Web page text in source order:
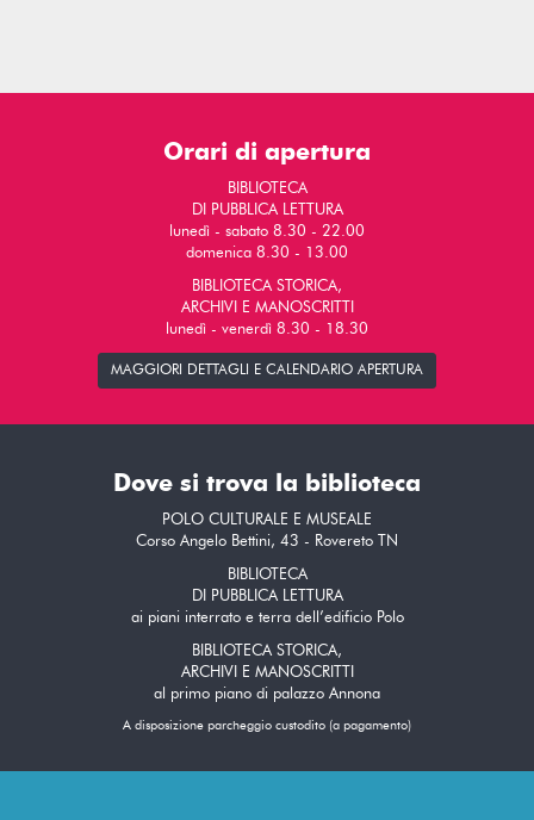
Orari di apertura
BIBLIOTECA
DI PUBBLICA LETTURA
lunedì - sabato 8.30 - 22.00
domenica 8.30 - 13.00
BIBLIOTECA STORICA,
ARCHIVI E MANOSCRITTI
lunedì - venerdì 8.30 - 18.30
MAGGIORI DETTAGLI E CALENDARIO APERTURA
Dove si trova la biblioteca
POLO CULTURALE E MUSEALE
Corso Angelo Bettini, 43 - Rovereto TN
BIBLIOTECA
DI PUBBLICA LETTURA
ai piani interrato e terra dell’edificio Polo
BIBLIOTECA STORICA,
ARCHIVI E MANOSCRITTI
al primo piano di palazzo Annona
A disposizione parcheggio custodito (a pagamento)